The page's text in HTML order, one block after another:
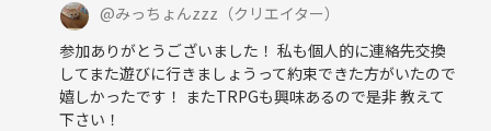
@みっちょんzzz （クリエイター）
参加ありがとうございました！ 私も個人的に連絡先交換
してまた遊びに行きましょうって約束できた方がいたので
嬉しかったです！ またTRPGも興味あるので是非 教えて
下さい！